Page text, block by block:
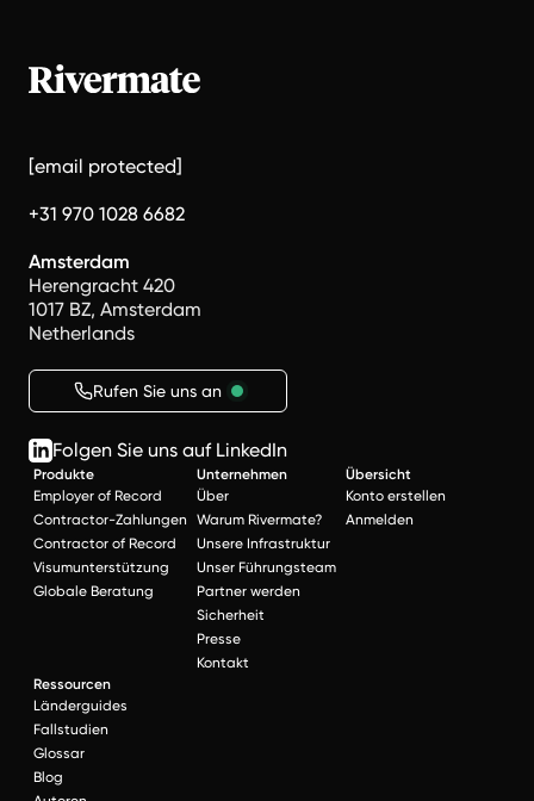
[email protected]
+31 970 1028 6682
Amsterdam
Herengracht 420
1017 BZ, Amsterdam
Netherlands
Rufen Sie uns an
Folgen Sie uns auf LinkedIn
Produkte
Employer of Record
Contractor-Zahlungen
Contractor of Record
Visumunterstützung
Globale Beratung
Unternehmen
Über
Warum Rivermate?
Unsere Infrastruktur
Unser Führungsteam
Partner werden
Sicherheit
Presse
Kontakt
Übersicht
Konto erstellen
Anmelden
Ressourcen
Länderguides
Fallstudien
Glossar
Blog